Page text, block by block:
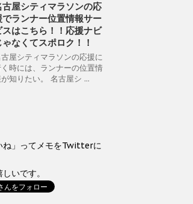
古屋シティマラソンの応
でランナー位置情報サー
スはこちら！！応援ナビ
ゃなくてスポロク！！
屋シティマラソンの応援に
時には、ランナーの位置情
知りたい。 名古屋シ ...
ね」ってメモをTwitterに
いです。